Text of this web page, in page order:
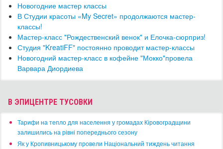
Новогодние мастер классы
В Студии красоты «My Secret» продолжаются мастер-
классы!
Мастер-класс "Рождественский венок" и Елочка-сюрприз!
Студия "KreatiFF" постоянно проводит мастер-классы
Новогодний мастер-класс в кофейне "Мокко"провела
Варвара Диордиева
В ЭПИЦЕНТРЕ ТУСОВКИ
​Тарифи на тепло для населення у громадах Кіровоградщини
залишились на рівні попереднього сезону
​Як у Кропивницькому провели Національний тиждень читання